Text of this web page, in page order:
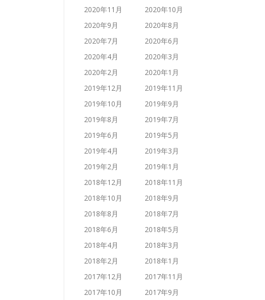
2020年11月
2020年10月
2020年9月
2020年8月
2020年7月
2020年6月
2020年4月
2020年3月
2020年2月
2020年1月
2019年12月
2019年11月
2019年10月
2019年9月
2019年8月
2019年7月
2019年6月
2019年5月
2019年4月
2019年3月
2019年2月
2019年1月
2018年12月
2018年11月
2018年10月
2018年9月
2018年8月
2018年7月
2018年6月
2018年5月
2018年4月
2018年3月
2018年2月
2018年1月
2017年12月
2017年11月
2017年10月
2017年9月